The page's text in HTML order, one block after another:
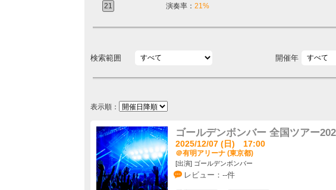
21 演奏率： 21%
検索範囲 開催年
表示順：
ゴールデンボンバー 全国ツアー
2025/12/07 (日) 17:00
＠有明アリーナ (東京都)
[出演] ゴールデンボンバー
レビュー：--件